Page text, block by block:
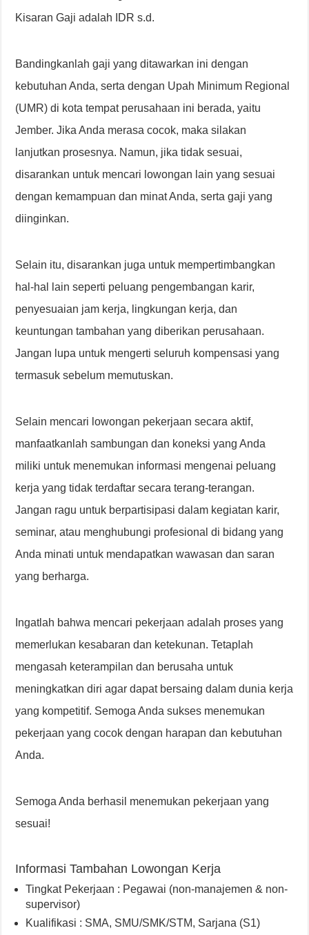
Kisaran Gaji adalah IDR s.d.
Bandingkanlah gaji yang ditawarkan ini dengan
kebutuhan Anda, serta dengan Upah Minimum Regional
(UMR) di kota tempat perusahaan ini berada, yaitu
Jember. Jika Anda merasa cocok, maka silakan
lanjutkan prosesnya. Namun, jika tidak sesuai,
disarankan untuk mencari lowongan lain yang sesuai
dengan kemampuan dan minat Anda, serta gaji yang
diinginkan.
Selain itu, disarankan juga untuk mempertimbangkan
hal-hal lain seperti peluang pengembangan karir,
penyesuaian jam kerja, lingkungan kerja, dan
keuntungan tambahan yang diberikan perusahaan.
Jangan lupa untuk mengerti seluruh kompensasi yang
termasuk sebelum memutuskan.
Selain mencari lowongan pekerjaan secara aktif,
manfaatkanlah sambungan dan koneksi yang Anda
miliki untuk menemukan informasi mengenai peluang
kerja yang tidak terdaftar secara terang-terangan.
Jangan ragu untuk berpartisipasi dalam kegiatan karir,
seminar, atau menghubungi profesional di bidang yang
Anda minati untuk mendapatkan wawasan dan saran
yang berharga.
Ingatlah bahwa mencari pekerjaan adalah proses yang
memerlukan kesabaran dan ketekunan. Tetaplah
mengasah keterampilan dan berusaha untuk
meningkatkan diri agar dapat bersaing dalam dunia kerja
yang kompetitif. Semoga Anda sukses menemukan
pekerjaan yang cocok dengan harapan dan kebutuhan
Anda.
Semoga Anda berhasil menemukan pekerjaan yang
sesuai!
Informasi Tambahan Lowongan Kerja
Tingkat Pekerjaan : Pegawai (non-manajemen & non-
supervisor)
Kualifikasi : SMA, SMU/SMK/STM, Sarjana (S1)